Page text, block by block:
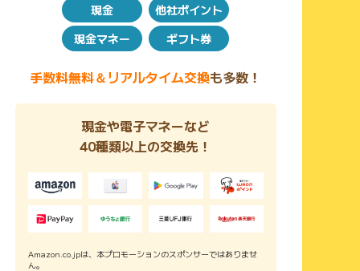
現金
他社ポイント
現金マネー
ギフト券
手数料無料＆リアルタイム交換も多数！
現金や電子マネーなど
40種類以上の交換先！
Amazon.co.jpは、本プロモーションのスポンサーではありませ
ん。